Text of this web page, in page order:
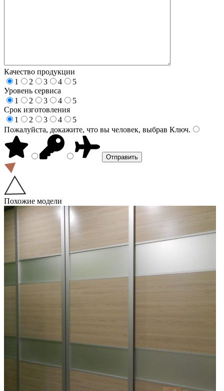
Качество продукции
1
2 3 4
5
Уровень сервиса
1
2 3 4
5
Срок изготовления
1
2 3 4
5
Пожалуйста, докажите, что вы человек, выбрав Ключ.
Похожие модели